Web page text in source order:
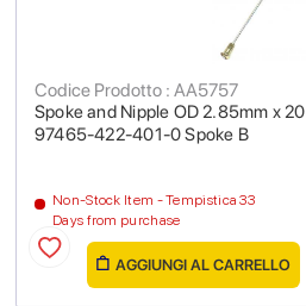
Spoke and Nipple OD 2.85mm x
97465-422-401-0 Spoke B
Codice Prodotto : AA5757
Non-Stock Item - Tempistica 33
Days from purchase
AGGIUNGI AL CARRELLO